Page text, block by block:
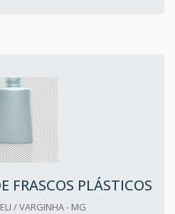
FRASCOS PLÁSTICOS
/ VARGINHA - MG